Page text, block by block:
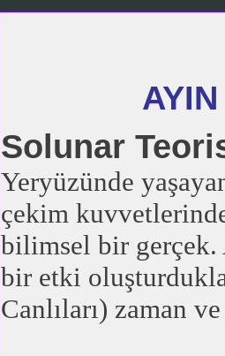
Solunar
Yeryüzünde
çekim
bilimsel bir gerçek.
bir etki
Canlıları) zaman